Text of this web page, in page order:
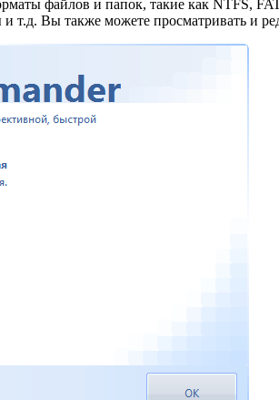
файлов и папок, такие как NTFS,
т.д. Вы также можете просматривать и